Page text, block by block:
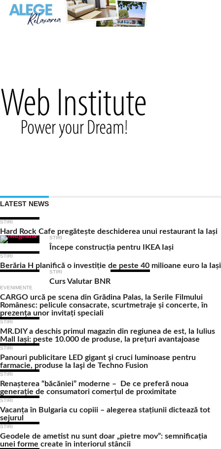
LATEST NEWS
STIRI
Hard Rock Cafe pregătește deschiderea unui restaurant la Iași
STIRI
Începe construcția pentru IKEA Iași
STIRI
Berăria H planifică o investiție de peste 40 milioane euro la Iași
STIRI
Curs Valutar BNR
EVENIMENTE
CARGO urcă pe scena din Grădina Palas, la Serile Filmului
Românesc: pelicule consacrate, scurtmetraje și concerte, în
prezența unor invitați speciali
STIRI
MR.DIY a deschis primul magazin din regiunea de est, la Iulius
Mall Iași: peste 10.000 de produse, la prețuri avantajoase
STIRI
Panouri publicitare LED gigant şi cruci luminoase pentru
farmacie, produse la Iaşi de Techno Fusion
STIRI
Renașterea “băcăniei” moderne – De ce preferă noua
generație de consumatori comerțul de proximitate
STIRI
Vacanța în Bulgaria cu copiii – alegerea stațiunii dictează tot
sejurul
STIRI
Geodele de ametist nu sunt doar „pietre mov”: semnificația
unei forme create în interiorul stâncii